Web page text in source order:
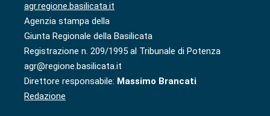
agr.regione.basilicata.it
Agenzia stampa della
Giunta Regionale della Basilicata
Registrazione n. 209/1995 al Tribunale di Potenza
agr@regione.basilicata.it
Direttore responsabile: Massimo Brancati
Redazione